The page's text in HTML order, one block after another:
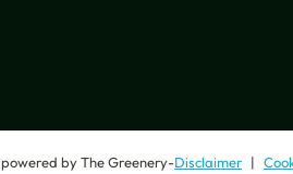
powered byThe Greenery-Disclaimer